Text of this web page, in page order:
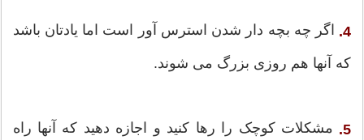
4. اگر چه بچه دار شدن استرس آور است اما یادتان باشد
که آنها هم روزی بزرگ می شوند.
5. مشکلات کوچک را رها کنید و اجازه دهید که آنها راه